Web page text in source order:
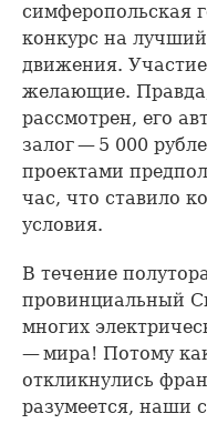
симферопольская
конкурс на
движения.
желающие.
рассмотрен, его
залог — 5 000
проектами
час, что ставило
условия.
В течение
провинциальный
многих
— мира! Потому
откликнулись
разумеется, наши